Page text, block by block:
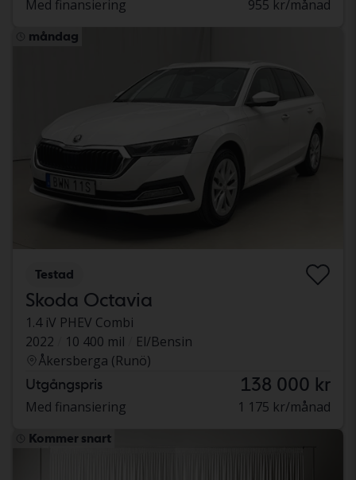
Med finansiering 955 kr/månad
måndag
Testad
Skoda Octavia
1.4 iV PHEV Combi
2022
10 400 mil
El/Bensin
Åkersberga (Runö)
Utgångspris 138 000 kr
Med finansiering 1 175 kr/månad
Kommer snart